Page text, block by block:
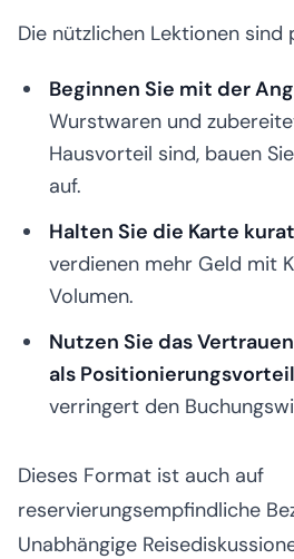
Die nützlichen Lektionen sind
Beginnen Sie mit der
Wurstwaren und
Hausvorteil sind, bauen
auf.
Halten Sie die Karte
verdienen mehr Geld mit
Volumen.
Nutzen Sie das
als
verringert den
Dieses Format ist auch auf
reservierungsempfindliche
Unabhängige